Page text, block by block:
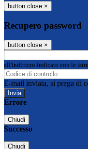
button close ×
Recupero password
button close ×
all'indirizzo indicato con le
E-mail inviata, si prega di
Errore
Chiudi
Successo
Chiudi